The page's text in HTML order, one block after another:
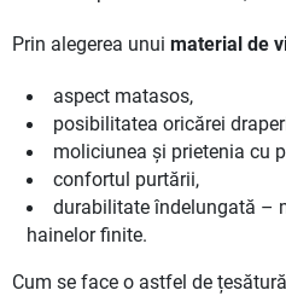
Prin alegerea unui material de
aspect matasos,
posibilitatea oricărei
moliciunea și prietenia cu
confortul purtării,
durabilitate îndelungată –
hainelor finite.
Cum se face o astfel de